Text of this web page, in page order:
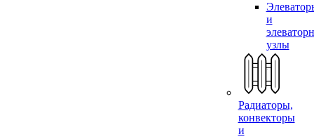
и
узлы
Радиаторы,
конвекторы
и